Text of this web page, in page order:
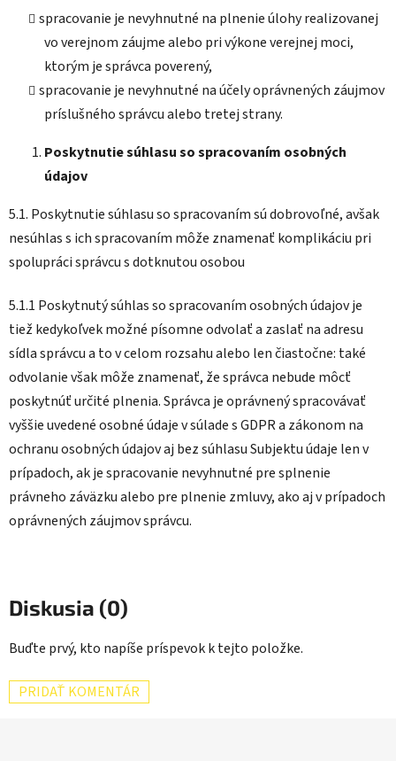
spracovanie je nevyhnutné na plnenie úlohy realizovanej
vo verejnom záujme alebo pri výkone verejnej moci,
ktorým je správca poverený,
spracovanie je nevyhnutné na účely oprávnených záujmov
príslušného správcu alebo tretej strany.
Poskytnutie súhlasu so spracovaním osobných
údajov
5.1. Poskytnutie súhlasu so spracovaním sú dobrovoľné, avšak
nesúhlas s ich spracovaním môže znamenať komplikáciu pri
spolupráci správcu s dotknutou osobou
5.1.1 Poskytnutý súhlas so spracovaním osobných údajov je
tiež kedykoľvek možné písomne ​​odvolať a zaslať na adresu
sídla správcu a to v celom rozsahu alebo len čiastočne: také
odvolanie však môže znamenať, že správca nebude môcť
poskytnúť určité plnenia. Správca je oprávnený spracovávať
vyššie uvedené osobné údaje v súlade s GDPR a zákonom na
ochranu osobných údajov aj bez súhlasu Subjektu údaje len v
prípadoch, ak je spracovanie nevyhnutné pre splnenie
právneho záväzku alebo pre plnenie zmluvy, ako aj v prípadoch
oprávnených záujmov správcu.
Diskusia (0)
Buďte prvý, kto napíše príspevok k tejto položke.
PRIDAŤ KOMENTÁR